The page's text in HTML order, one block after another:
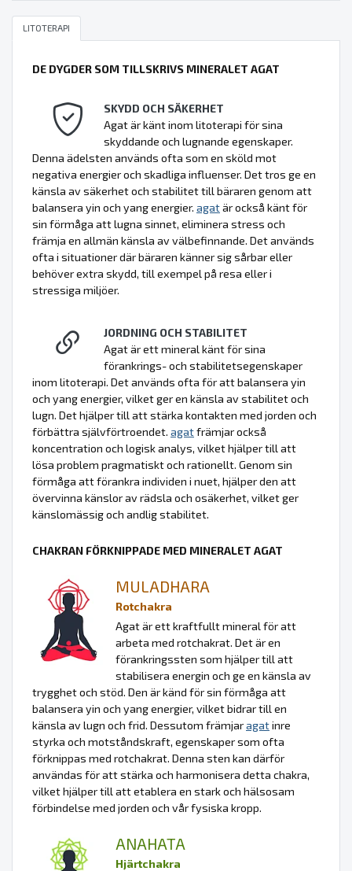
LITOTERAPI
DE DYGDER SOM TILLSKRIVS MINERALET AGAT
SKYDD OCH SÄKERHET
Agat är känt inom litoterapi för sina
skyddande och lugnande egenskaper.
Denna ädelsten används ofta som en sköld mot
negativa energier och skadliga influenser. Det tros ge en
känsla av säkerhet och stabilitet till bäraren genom att
balansera yin och yang energier. agatär också känt för
sin förmåga att lugna sinnet, eliminera stress och
främja en allmän känsla av välbefinnande. Det används
ofta i situationer där bäraren känner sig sårbar eller
behöver extra skydd, till exempel på resa eller i
stressiga miljöer.
JORDNING OCH STABILITET
Agat är ett mineral känt för sina
förankrings- och stabilitetsegenskaper
inom litoterapi. Det används ofta för att balansera yin
och yang energier, vilket ger en känsla av stabilitet och
lugn. Det hjälper till att stärka kontakten med jorden och
förbättra självförtroendet. agatfrämjar också
koncentration och logisk analys, vilket hjälper till att
lösa problem pragmatiskt och rationellt. Genom sin
förmåga att förankra individen i nuet, hjälper den att
övervinna känslor av rädsla och osäkerhet, vilket ger
känslomässig och andlig stabilitet.
CHAKRAN FÖRKNIPPADE MED MINERALET AGAT
MULADHARA
Rotchakra
Agat är ett kraftfullt mineral för att
arbeta med rotchakrat. Det är en
förankringssten som hjälper till att
stabilisera energin och ge en känsla av
trygghet och stöd. Den är känd för sin förmåga att
balansera yin och yang energier, vilket bidrar till en
känsla av lugn och frid. Dessutom främjaragatinre
styrka och motståndskraft, egenskaper som ofta
förknippas med rotchakrat. Denna sten kan därför
användas för att stärka och harmonisera detta chakra,
vilket hjälper till att etablera en stark och hälsosam
förbindelse med jorden och vår fysiska kropp.
ANAHATA
Hjärtchakra